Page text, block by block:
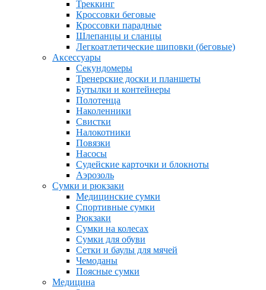
Треккинг
Кроссовки беговые
Кроссовки парадные
Шлепанцы и сланцы
Легкоатлетические шиповки (беговые)
Аксессуары
Секундомеры
Тренерские доски и планшеты
Бутылки и контейнеры
Полотенца
Наколенники
Свистки
Налокотники
Повязки
Насосы
Судейские карточки и блокноты
Аэрозоль
Сумки и рюкзаки
Медицинские сумки
Спортивные сумки
Рюкзаки
Сумки на колесах
Сумки для обуви
Сетки и баулы для мячей
Чемоданы
Поясные сумки
Медицина